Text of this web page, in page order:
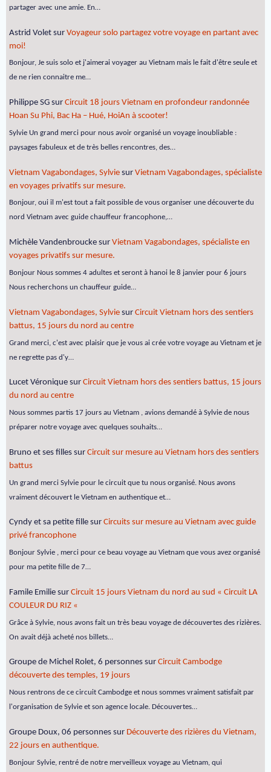
partager avec une amie. En…
Astrid Volet sur Voyageur solo partagez votre voyage en partant avec
moi!
Bonjour, Je suis solo et j'aimerai voyager au Vietnam mais le fait d'être seule et
de ne rien connaitre me…
Philippe SG sur Circuit 18 jours Vietnam en profondeur randonnée
Hoan Su Phi, Bac Ha – Hué, HoiAn à scooter!
Sylvie Un grand merci pour nous avoir organisé un voyage inoubliable :
paysages fabuleux et de très belles rencontres, des…
Vietnam Vagabondages, Sylvie sur Vietnam Vagabondages, spécialiste
en voyages privatifs sur mesure.
Bonjour, oui il m'est tout a fait possible de vous organiser une découverte du
nord Vietnam avec guide chauffeur francophone,…
Michèle Vandenbroucke sur Vietnam Vagabondages, spécialiste en
voyages privatifs sur mesure.
Bonjour Nous sommes 4 adultes et seront à hanoi le 8 janvier pour 6 jours
Nous recherchons un chauffeur guide…
Vietnam Vagabondages, Sylvie sur Circuit Vietnam hors des sentiers
battus, 15 jours du nord au centre
Grand merci, c'est avec plaisir que je vous ai crée votre voyage au Vietnam et je
ne regrette pas d'y…
Lucet Véronique sur Circuit Vietnam hors des sentiers battus, 15 jours
du nord au centre
Nous sommes partis 17 jours au Vietnam , avions demandé à Sylvie de nous
préparer notre voyage avec quelques souhaits…
Bruno et ses filles sur Circuit sur mesure au Vietnam hors des sentiers
battus
Un grand merci Sylvie pour le circuit que tu nous organisé. Nous avons
vraiment découvert le Vietnam en authentique et…
Cyndy et sa petite fille sur Circuits sur mesure au Vietnam avec guide
privé francophone
Bonjour Sylvie , merci pour ce beau voyage au Vietnam que vous avez organisé
pour ma petite fille de 7…
Famile Emilie sur Circuit 15 jours Vietnam du nord au sud « Circuit LA
COULEUR DU RIZ «
Grâce à Sylvie, nous avons fait un très beau voyage de découvertes des rizières.
On avait déjà acheté nos billets…
Groupe de Michel Rolet, 6 personnes sur Circuit Cambodge
découverte des temples, 19 jours
Nous rentrons de ce circuit Cambodge et nous sommes vraiment satisfait par
l'organisation de Sylvie et son agence locale. Découvertes…
Groupe Doux, 06 personnes sur Découverte des rizières du Vietnam,
22 jours en authentique.
Bonjour Sylvie, rentré de notre merveilleux voyage au Vietnam, qui